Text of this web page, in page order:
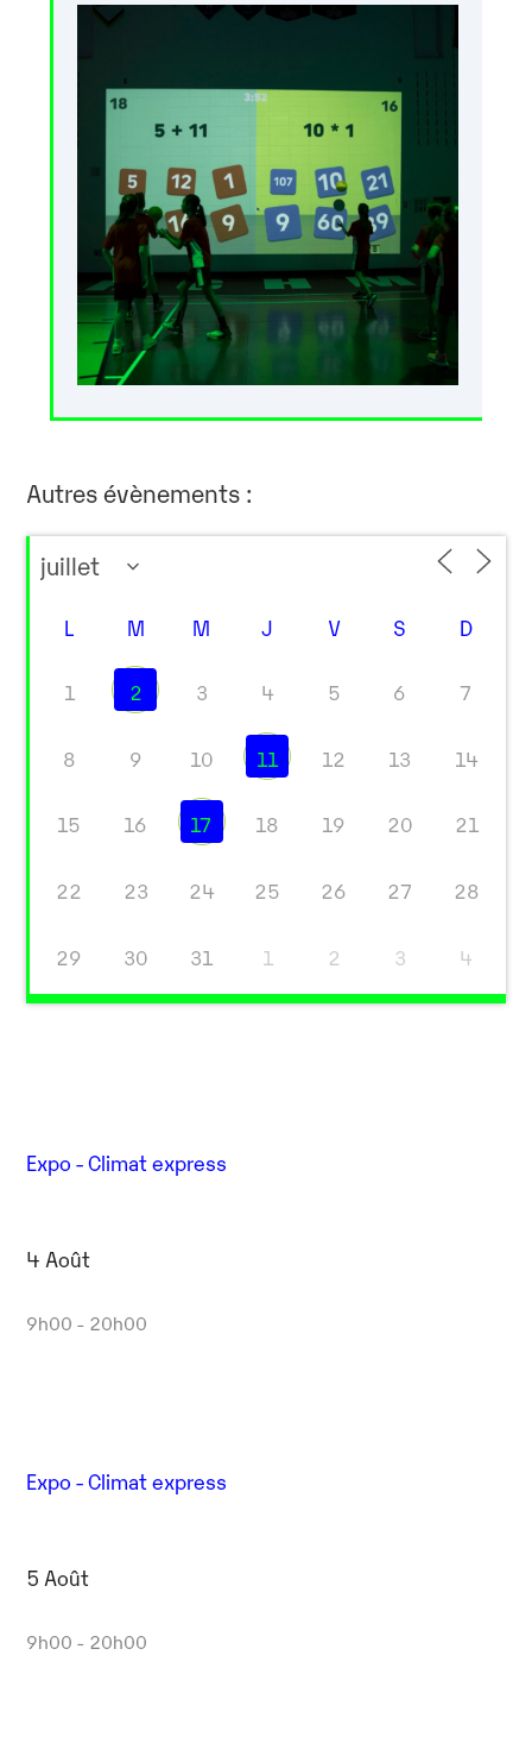
Autres évènements :
L M M J V S D
1 2 3 4 5 6 7
8 9 10 11 12 13 14
15 16 17 18 19 20 21
22 23 24 25 26 27 28
29 30 31 1 2 3 4
Expo - Climat express
4 Août
9h00 - 20h00
Expo - Climat express
5 Août
9h00 - 20h00